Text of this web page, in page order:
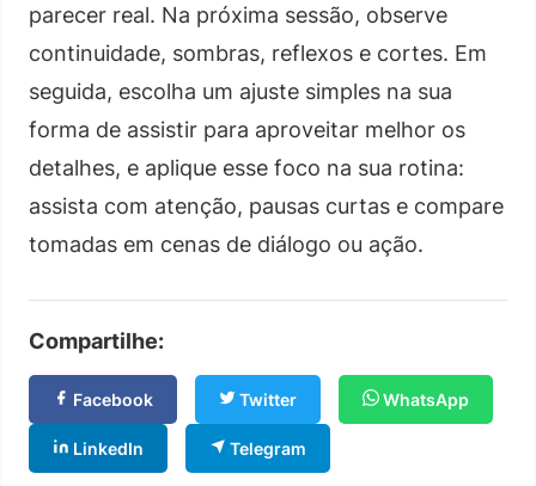
parecer real. Na próxima sessão, observe
continuidade, sombras, reflexos e cortes. Em
seguida, escolha um ajuste simples na sua
forma de assistir para aproveitar melhor os
detalhes, e aplique esse foco na sua rotina:
assista com atenção, pausas curtas e compare
tomadas em cenas de diálogo ou ação.
Compartilhe:
Facebook Twitter WhatsApp
LinkedIn Telegram